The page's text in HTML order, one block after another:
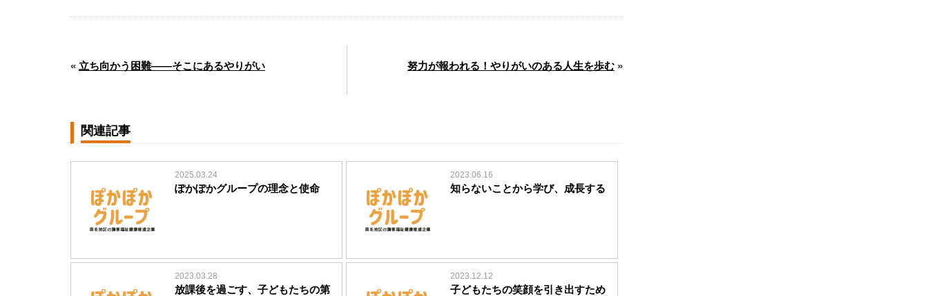
« 立ち向かう困難――そこにあるやりがい 努力が報われる！やりがいのある人生を歩む »
関連記事
2025.03.24
ぽかぽかグループの理念と使命
2023.06.16
知らないことから学び、成長する
2023.03.28
放課後を過ごす、子どもたちの第
2023.12.12
子どもたちの笑顔を引き出すため